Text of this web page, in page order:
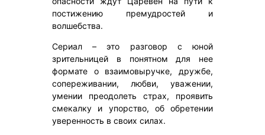
постижению премудростей и
волшебства.
Сериал – это разговор с юной
зрительницей в понятном для нее
формате о взаимовыручке, дружбе,
сопереживании, любви, уважении,
умении преодолеть страх, проявить
смекалку и упорство, об обретении
уверенность в своих силах.